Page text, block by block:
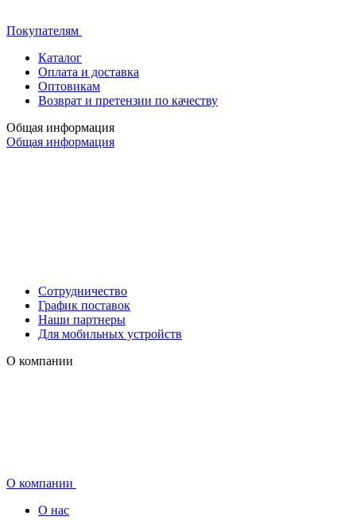
Покупателям
Каталог
Оплата и доставка
Оптовикам
Возврат и претензии по качеству
Общая информация
Общая информация
Сотрудничество
График поставок
Наши партнеры
Для мобильных устройств
О компании
О компании
О нас